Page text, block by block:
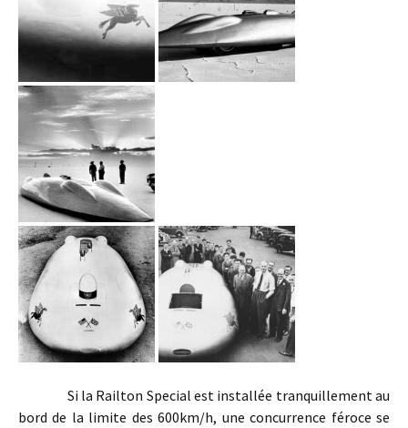
Si la Railton Special est installée tranquillement au
bord de la limite des 600km/h, une concurrence féroce se